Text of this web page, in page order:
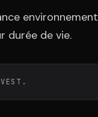
& SSII
durée de vie.